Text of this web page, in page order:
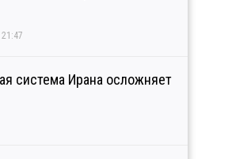
система Ирана осложняет